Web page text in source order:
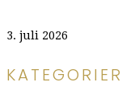
3. juli 2026
KATEGORIER